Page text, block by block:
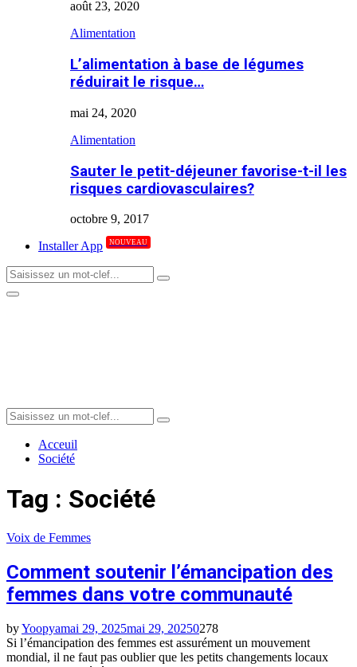
août 23, 2020
Alimentation
L’alimentation à base de légumes
réduirait le risque…
mai 24, 2020
Alimentation
Sauter le petit-déjeuner favorise-t-il les
risques cardiovasculaires?
octobre 9, 2017
Installer App
NOUVEAU
Search
for:
Search
Primary
Search
for:
Search
Acceuil
Société
Tag : Société
Voix de Femmes
Comment soutenir l’émancipation des
femmes dans votre communauté
byYoopyamai 29, 2025mai 29, 20250278
Si l’émancipation des femmes est assurément un mouvement
mondial, il ne faut pas oublier que les petits changements locaux